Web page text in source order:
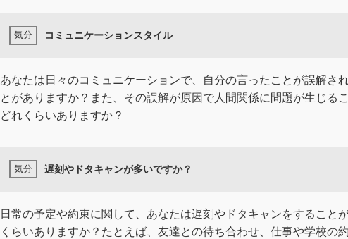
コミュニケーションスタイル
あなたは日々のコミュニケーションで、自分の言ったことが誤解さ
とがありますか？また、その誤解が原因で人間関係に問題が生じる
どれくらいありますか？
遅刻やドタキャンが多いですか？
日常の予定や約束に関して、あなたは遅刻やドタキャンをすること
くらいありますか？たとえば、友達との待ち合わせ、仕事や学校の約